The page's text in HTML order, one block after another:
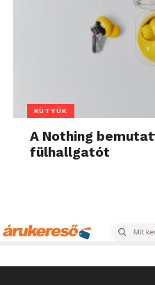
KÜTYÜK
A Nothing
fülhallgatót